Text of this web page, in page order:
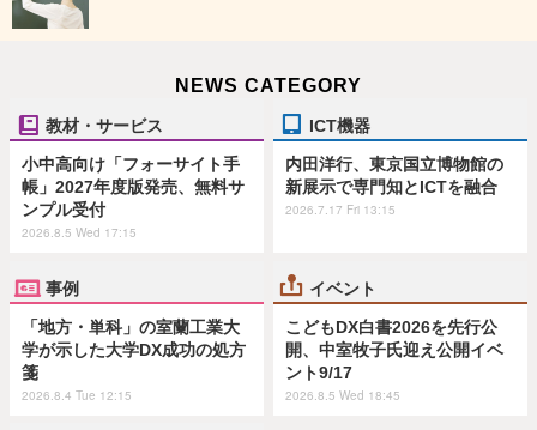
NEWS CATEGORY
教材・サービス
小中高向け「フォーサイト手
帳」2027年度版発売、無料サ
ンプル受付
2026.8.5 Wed 17:15
ICT機器
内田洋行、東京国立博物館の
新展示で専門知とICTを融合
2026.7.17 Fri 13:15
事例
「地方・単科」の室蘭工業大
学が示した大学DX成功の処方
箋
2026.8.4 Tue 12:15
イベント
こどもDX白書2026を先行公
開、中室牧子氏迎え公開イベ
ント9/17
2026.8.5 Wed 18:45